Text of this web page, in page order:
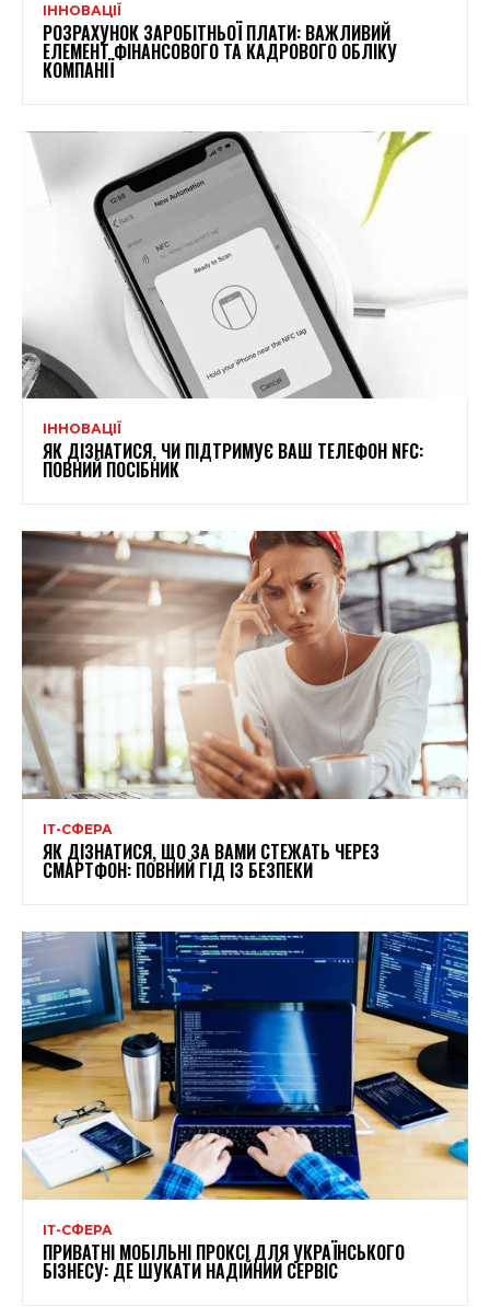
ІННОВАЦІЇ
РОЗРАХУНОК ЗАРОБІТНЬОЇ ПЛАТИ: ВАЖЛИВИЙ
ЕЛЕМЕНТ ФІНАНСОВОГО ТА КАДРОВОГО ОБЛІКУ
КОМПАНІЇ
ІННОВАЦІЇ
ЯК ДІЗНАТИСЯ, ЧИ ПІДТРИМУЄ ВАШ ТЕЛЕФОН NFC:
ПОВНИЙ ПОСІБНИК
ІТ-СФЕРА
ЯК ДІЗНАТИСЯ, ЩО ЗА ВАМИ СТЕЖАТЬ ЧЕРЕЗ
СМАРТФОН: ПОВНИЙ ГІД ІЗ БЕЗПЕКИ
ІТ-СФЕРА
ПРИВАТНІ МОБІЛЬНІ ПРОКСІ ДЛЯ УКРАЇНСЬКОГО
БІЗНЕСУ: ДЕ ШУКАТИ НАДІЙНИЙ СЕРВІС